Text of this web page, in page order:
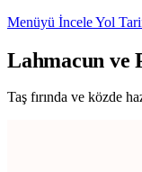
Menüyü İnceleYol
Lahmacun ve
Taş fırında ve közde